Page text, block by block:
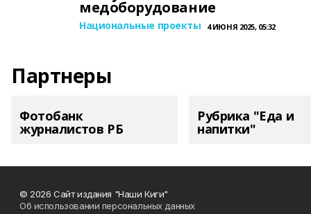
медоборудование
Национальные проекты 4 ИЮНЯ 2025, 05:32
Партнеры
Фотобанк
журналистов РБ
Рубрика "Еда и
напитки"
© 2026 Сайт издания "Наши Киги"
Об использовании персональных данных